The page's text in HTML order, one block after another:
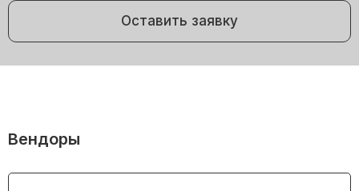
Оставить заявку
Вендоры